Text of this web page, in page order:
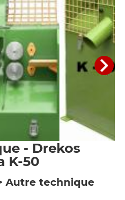
- Drekos
K-50
Autre technique